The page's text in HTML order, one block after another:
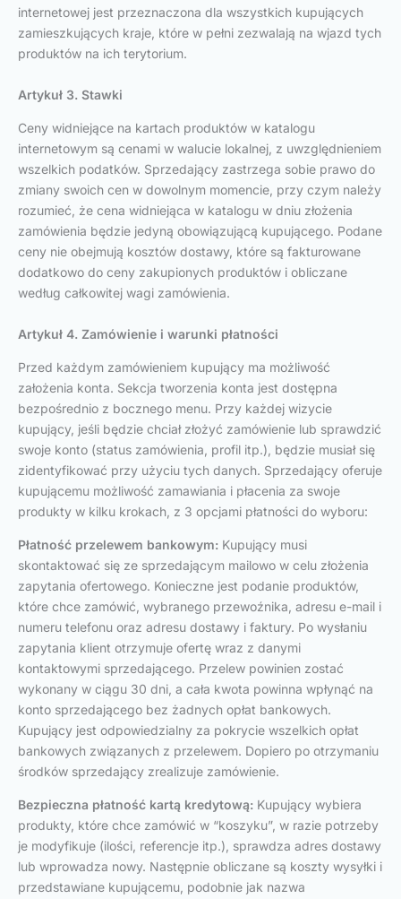
internetowej jest przeznaczona dla wszystkich kupujących
zamieszkujących kraje, które w pełni zezwalają na wjazd tych
produktów na ich terytorium.
Artykuł 3. Stawki
Ceny widniejące na kartach produktów w katalogu
internetowym są cenami w walucie lokalnej, z uwzględnieniem
wszelkich podatków. Sprzedający zastrzega sobie prawo do
zmiany swoich cen w dowolnym momencie, przy czym należy
rozumieć, że cena widniejąca w katalogu w dniu złożenia
zamówienia będzie jedyną obowiązującą kupującego. Podane
ceny nie obejmują kosztów dostawy, które są fakturowane
dodatkowo do ceny zakupionych produktów i obliczane
według całkowitej wagi zamówienia.
Artykuł 4. Zamówienie i warunki płatności
Przed każdym zamówieniem kupujący ma możliwość
założenia konta. Sekcja tworzenia konta jest dostępna
bezpośrednio z bocznego menu. Przy każdej wizycie
kupujący, jeśli będzie chciał złożyć zamówienie lub sprawdzić
swoje konto (status zamówienia, profil itp.), będzie musiał się
zidentyfikować przy użyciu tych danych. Sprzedający oferuje
kupującemu możliwość zamawiania i płacenia za swoje
produkty w kilku krokach, z 3 opcjami płatności do wyboru:
Płatność przelewem bankowym: Kupujący musi
skontaktować się ze sprzedającym mailowo w celu złożenia
zapytania ofertowego. Konieczne jest podanie produktów,
które chce zamówić, wybranego przewoźnika, adresu e-mail i
numeru telefonu oraz adresu dostawy i faktury. Po wysłaniu
zapytania klient otrzymuje ofertę wraz z danymi
kontaktowymi sprzedającego. Przelew powinien zostać
wykonany w ciągu 30 dni, a cała kwota powinna wpłynąć na
konto sprzedającego bez żadnych opłat bankowych.
Kupujący jest odpowiedzialny za pokrycie wszelkich opłat
bankowych związanych z przelewem. Dopiero po otrzymaniu
środków sprzedający zrealizuje zamówienie.
Bezpieczna płatność kartą kredytową: Kupujący wybiera
produkty, które chce zamówić w “koszyku”, w razie potrzeby
je modyfikuje (ilości, referencje itp.), sprawdza adres dostawy
lub wprowadza nowy. Następnie obliczane są koszty wysyłki i
przedstawiane kupującemu, podobnie jak nazwa